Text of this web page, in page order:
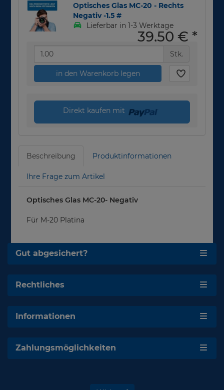
Optisches Glas MC-20 - Rechts
Negativ -1.5 #
Lieferbar in 1-3 Werktage
39,50 € *
Stk.
in den Warenkorb legen
Direkt kaufen mit
Beschreibung Produktinformationen
Ihre Frage zum Artikel
Optisches Glas MC-20- Negativ
Für M-20 Platina
Gut abgesichert?
Rechtliches
Informationen
Zahlungsmöglichkeiten